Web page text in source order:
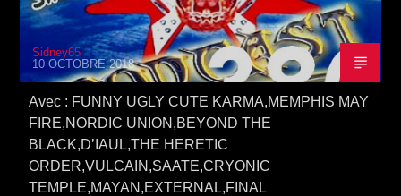
Sidney65
10 OCTOBRE 2018
Avec : FUNNY UGLY CUTE KARMA,MEMPHIS MAY
FIRE,NORDIC UNION,BEYOND THE
BLACK,D’IAUL,THE HERETIC
ORDER,VULCAIN,SAATE,CRYONIC
TEMPLE,MAYAN,EXTERNAL,FINAL